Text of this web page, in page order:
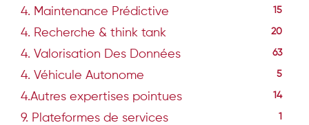
4. Maintenance Prédictive 15
4. Recherche & think tank 20
4. Valorisation Des Données 63
4. Véhicule Autonome 5
4.Autres expertises pointues 14
9. Plateformes de services